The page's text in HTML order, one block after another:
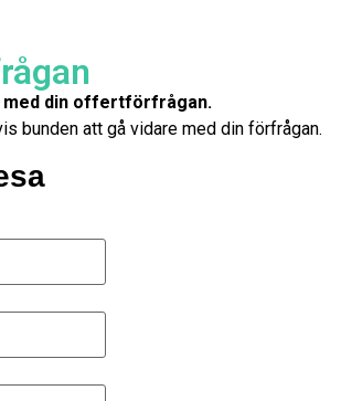
med din offertförfrågan.
bunden att gå vidare med din förfrågan.